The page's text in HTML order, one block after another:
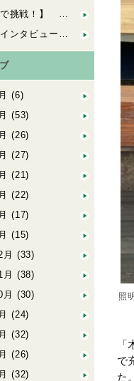
木造の許容応力度計算（２）
６歳から100歳までの居場所を創る
(6)
(53)
(26)
(27)
(21)
(22)
(17)
(15)
(33)
(38)
(30)
(24)
(32)
(26)
(32)
照
で
た